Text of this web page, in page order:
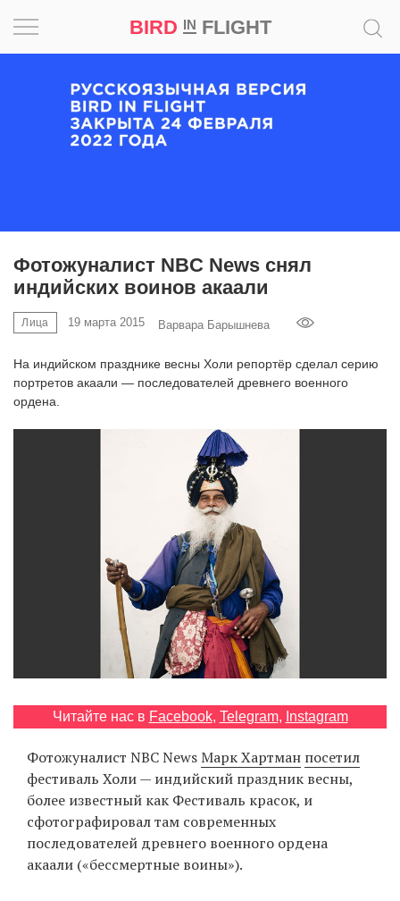
BIRD INFLIGHT
EN
UA
Фотожуналист NBC News снял
индийских воинов акаали
Лица 19 марта 2015 Варвара Барышнева
На индийском празднике весны Холи репортёр сделал серию
портретов акаали — последователей древнего военного
ордена.
Читайте нас в Facebook, Telegram, Instagram
Фотожуналист NBC NewsМарк Хартман посетил
фестиваль Холи — индийский праздник весны,
более известный как Фестиваль красок, и
сфотографировал там современных
последователей древнего военного ордена
акаали («бессмертные воины»).